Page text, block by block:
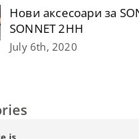
Нови аксесоари за
SONNET 2НН
July 6th, 2020